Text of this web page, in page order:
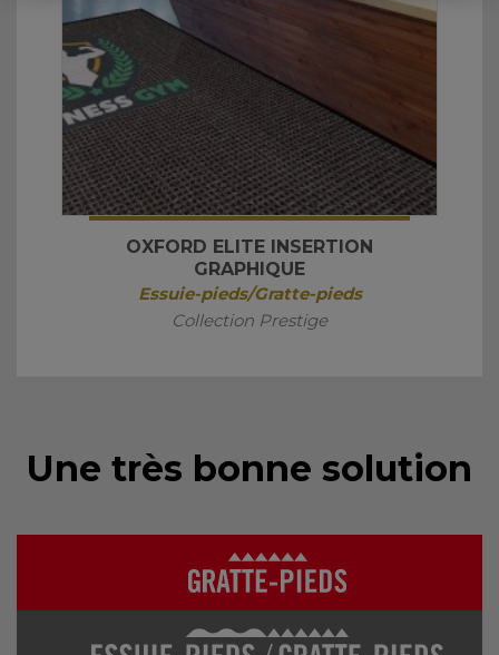
OXFORD ELITE INSERTION
GRAPHIQUE
Essuie-pieds/Gratte-pieds
Collection Prestige
Une très bonne solution